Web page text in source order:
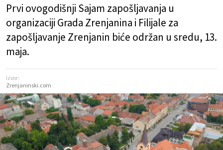
Prvi ovogodišnji Sajam zapošljavanja u
organizaciji Grada Zrenjanina i Filijale za
zapošljavanje Zrenjanin biće održan u sredu, 13.
maja.
Izvor:
Zrenjaninski.com